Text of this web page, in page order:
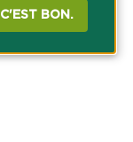
C'EST BON.